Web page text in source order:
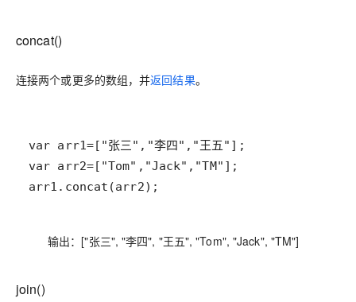
concat()
连接两个或更多的数组，并返回结果。
arr1.concat(arr2);
输出：["张三", "李四", "王五", "Tom", "Jack", "TM"]
join()